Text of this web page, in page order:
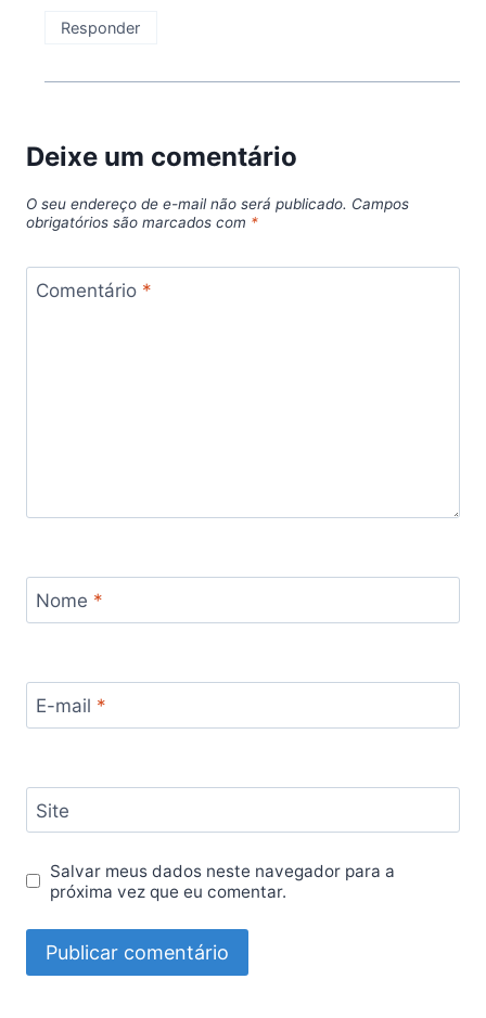
Responder
Deixe um comentário
O seu endereço de e-mail não será publicado. Campos
obrigatórios são marcados com *
Comentário *
Nome *
E-mail *
Site
Salvar meus dados neste navegador para a
próxima vez que eu comentar.